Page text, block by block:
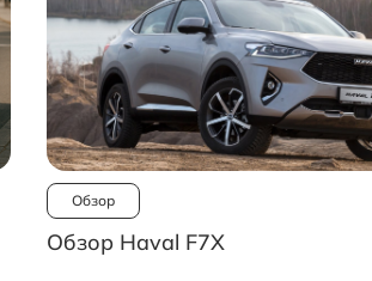
Обзор
Обзор Haval F7X